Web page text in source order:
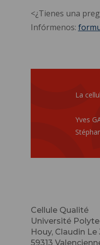
<¿Tienes una
Infórmenos:
La
Yves
Cellule Qualité
Université
Houy, Claudin Le
59313